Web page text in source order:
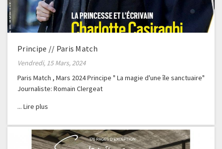
Principe // Paris Match
Vendredi, 15 Mars, 2024
Paris Match , Mars 2024 Principe " La magie d'une île sanctuaire"
Journaliste: Romain Clergeat